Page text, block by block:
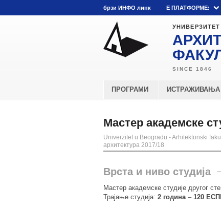
брзи ИНФО линк E ПЛАТФОРМЕ:
ПРОГРАМИ ИСТРАЖИВАЊА
Мастер академске
Univerzitet u Beogradu - Arhitektonski
архитектура 2017/18
Врста и ниво студија
Мастер академске студије другог
Трајање студија: 2 година– 120